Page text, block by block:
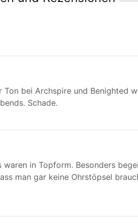
bei Archspire und Benighted
Schade.
in Topform. Besonders
man gar keine Ohrstöpsel